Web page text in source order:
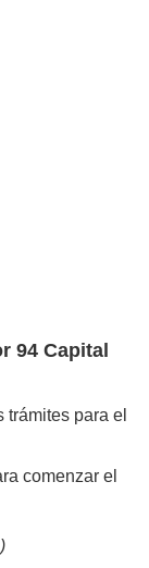
94 Capital
para el
comenzar el